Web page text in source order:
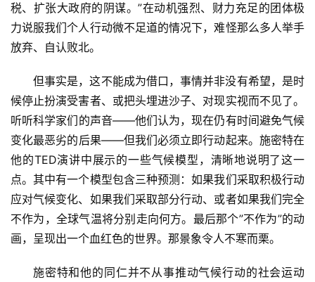
税、扩张大政府的阴谋。”在动机强烈、财力充足的团体极
力说服我们个人行动微不足道的情况下，难怪那么多人举手
放弃、自认败北。
但事实是，这不能成为借口，事情并非没有希望，是时
候停止扮演受害者、或把头埋进沙子、对现实视而不见了。
听听科学家们的声音——他们认为，现在仍有时间避免气候
变化最恶劣的后果——但我们必须立即行动起来。施密特在
他的TED演讲中展示的一些气候模型，清晰地说明了这一
点。其中有一个模型包含三种预测：如果我们采取积极行动
应对气候变化、如果我们采取部分行动、或者如果我们完全
不作为，全球气温将分别走向何方。最后那个”不作为”的动
画，呈现出一个血红色的世界。那景象令人不寒而栗。
施密特和他的同仁并不从事推动气候行动的社会运动